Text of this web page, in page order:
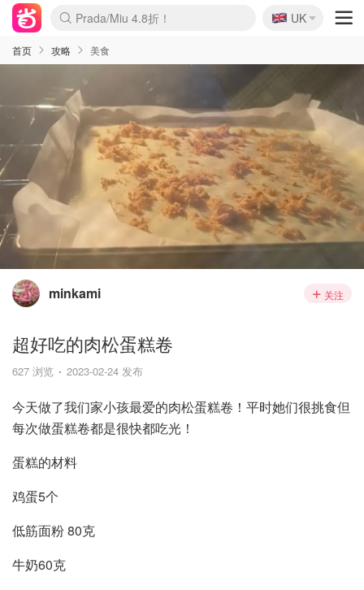
麦卢卡蜂蜜夏促！个位数！
Prada/Miu 4.8折！
啥？必胜客披萨5折！
🇬🇧
UK
首页 攻略 美食
minkami 关注
超好吃的肉松蛋糕卷
627 浏览 2023-02-24 发布
今天做了我们家小孩最爱的肉松蛋糕卷！平时她们很挑食但
每次做蛋糕卷都是很快都吃光！
蛋糕的材料
鸡蛋5个
低筋面粉 80克
牛奶60克